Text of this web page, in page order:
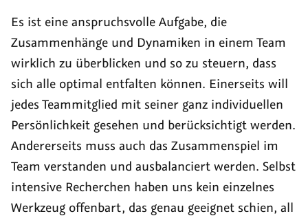
Es ist eine anspruchsvolle Aufgabe, die
Zusammenhänge und Dynamiken in einem Team
wirklich zu überblicken und so zu steuern, dass
sich alle optimal entfalten können. Einerseits will
jedes Teammitglied mit seiner ganz individuellen
Persönlichkeit gesehen und berücksichtigt werden.
Andererseits muss auch das Zusammenspiel im
Team verstanden und ausbalanciert werden. Selbst
intensive Recherchen haben uns kein einzelnes
Werkzeug offenbart, das genau geeignet schien, all